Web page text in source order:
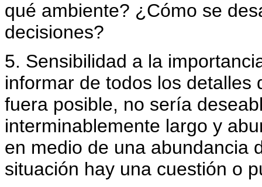
qué ambiente? ¿Cómo se
decisiones?
5. Sensibilidad a la
informar de todos los detalles
fuera posible, no sería
interminablemente largo y
en medio de una abundancia
situación hay una cuestión o